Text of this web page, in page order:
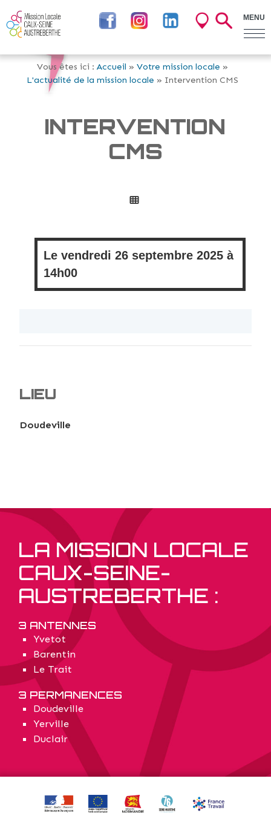
MENU
Vous êtes ici : Accueil » Votre mission locale »
L'actualité de la mission locale » Intervention CMS
INTERVENTION
CMS
Le vendredi 26 septembre 2025 à
14h00
LIEU
Doudeville
LA MISSION LOCALE
CAUX-SEINE-
AUSTREBERTHE :
3 ANTENNES
Yvetot
Barentin
Le Trait
3 PERMANENCES
Doudeville
Yerville
Duclair